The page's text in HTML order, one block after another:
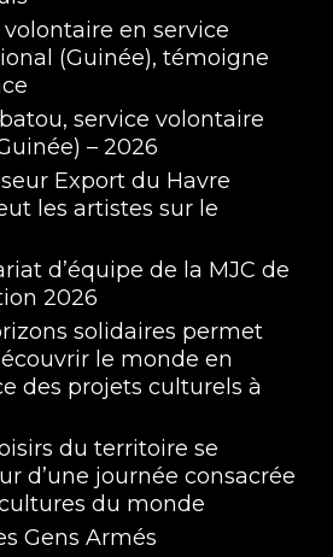
en service
(Guinée), témoigne
service volontaire
– 2026
Export du Havre
les artistes sur le
d’équipe de la MJC de
2026
solidaires permet
le monde en
des projets culturels à
du territoire se
d’une journée consacrée
du monde
Gens Armés